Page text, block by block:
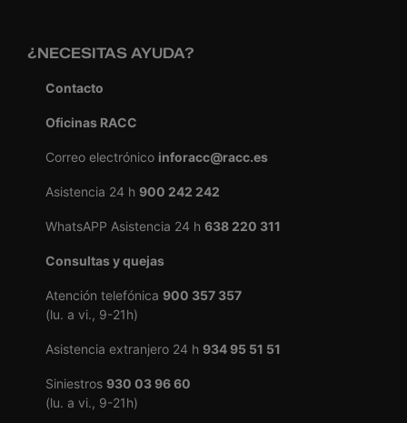
¿NECESITAS AYUDA?
Contacto
Oficinas RACC
Correo electrónico inforacc@racc.es
Asistencia 24 h 900 242 242
WhatsAPP Asistencia 24 h 638 220 311
Consultas y quejas
Atención telefónica 900 357 357
(lu. a vi., 9-21h)
Asistencia extranjero 24 h 934 95 51 51
Siniestros 930 03 96 60
(lu. a vi., 9-21h)